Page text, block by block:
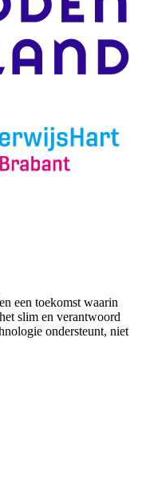
een toekomst waarin
slim en verantwoord
ondersteunt, niet